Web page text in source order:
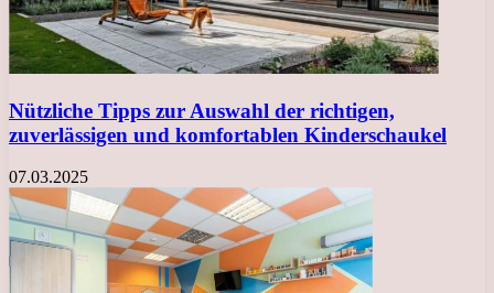
Nützliche Tipps zur Auswahl der richtigen,
zuverlässigen und komfortablen Kinderschaukel
07.03.2025